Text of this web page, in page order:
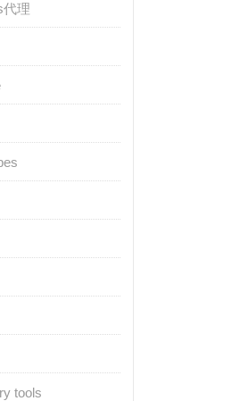
代理
tools